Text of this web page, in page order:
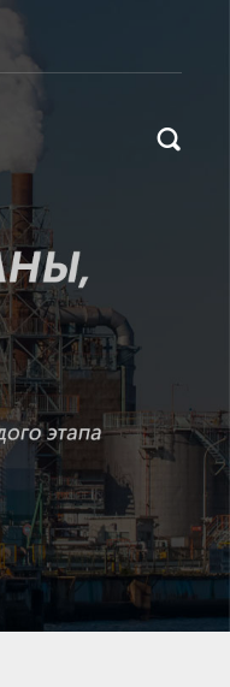
